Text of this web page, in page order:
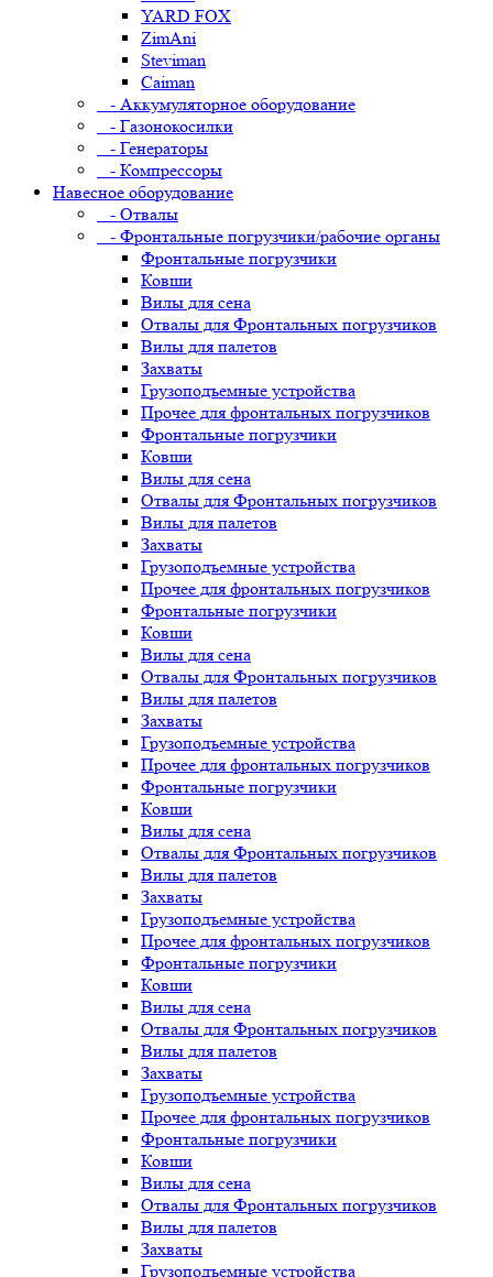
YARD FOX
ZimAni
Steviman
Caiman
- Аккумуляторное оборудование
- Газонокосилки
- Генераторы
- Компрессоры
Навесное оборудование
- Отвалы
- Фронтальные погрузчики/рабочие органы
Фронтальные погрузчики
Ковши
Вилы для сена
Отвалы для Фронтальных погрузчиков
Вилы для палетов
Захваты
Грузоподъемные устройства
Прочее для фронтальных погрузчиков
Фронтальные погрузчики
Ковши
Вилы для сена
Отвалы для Фронтальных погрузчиков
Вилы для палетов
Захваты
Грузоподъемные устройства
Прочее для фронтальных погрузчиков
Фронтальные погрузчики
Ковши
Вилы для сена
Отвалы для Фронтальных погрузчиков
Вилы для палетов
Захваты
Грузоподъемные устройства
Прочее для фронтальных погрузчиков
Фронтальные погрузчики
Ковши
Вилы для сена
Отвалы для Фронтальных погрузчиков
Вилы для палетов
Захваты
Грузоподъемные устройства
Прочее для фронтальных погрузчиков
Фронтальные погрузчики
Ковши
Вилы для сена
Отвалы для Фронтальных погрузчиков
Вилы для палетов
Захваты
Грузоподъемные устройства
Прочее для фронтальных погрузчиков
Фронтальные погрузчики
Ковши
Вилы для сена
Отвалы для Фронтальных погрузчиков
Вилы для палетов
Захваты
Грузоподъемные устройства